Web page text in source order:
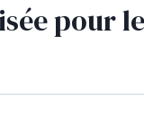
pour